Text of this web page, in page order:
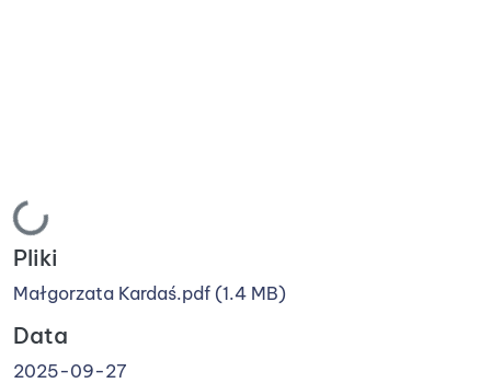
Ładowanie...
Pliki
Małgorzata Kardaś.pdf (1.4 MB)
Data
2025-09-27